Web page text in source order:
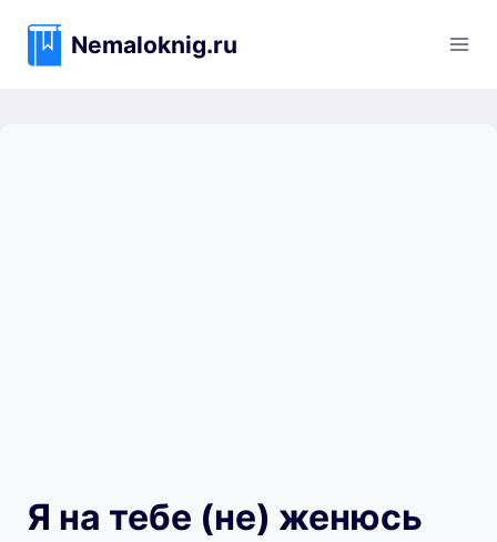
содержимому
Nemaloknig.ru
Я на тебе (не) женюсь